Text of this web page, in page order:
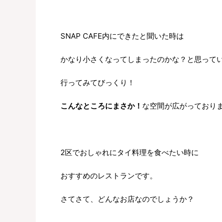
SNAP CAFE内にできたと聞いた時は
かなり小さくなってしまったのかな？と思って
行ってみてびっくり！
こんなところにまさか！ な空間が広がっており
2区でおしゃれにタイ料理を食べたい時に
おすすめのレストランです。
さてさて、どんなお店なのでしょうか？